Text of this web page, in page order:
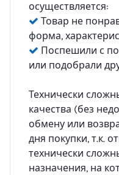
осуществляется:
Товар не
форма,
Поспешили с
или подобрали
Технически
качества (без
обмену или
дня покупки, т.к.
технически
назначения, на